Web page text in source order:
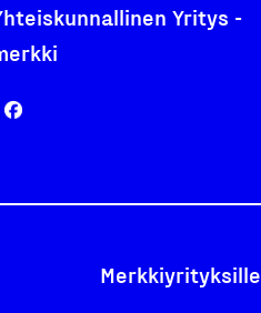
Yritys -
Merkkiyrityksille